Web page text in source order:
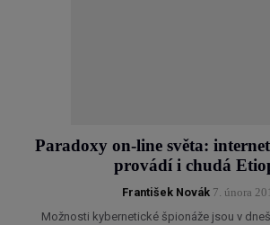
Paradoxy on-line světa:
provádí i chudá
František Novák 7. února
Možnosti kybernetické špionáže jsou v